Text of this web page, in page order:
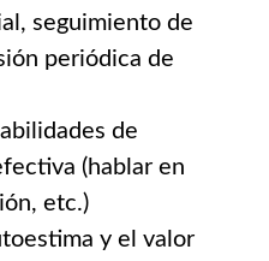
seguimiento de
periódica de
de
(hablar en
etc.)
y el valor